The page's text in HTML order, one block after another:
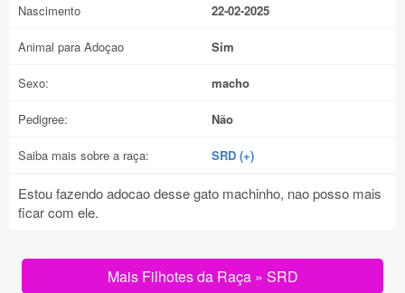
Nascimento 22-02-2025
Animal para Adoçao Sim
Sexo: macho
Pedigree: Não
Saiba mais sobre a raça: SRD (+)
Estou fazendo adocao desse gato machinho, nao posso mais
ficar com ele.
Mais Filhotes da Raça » SRD